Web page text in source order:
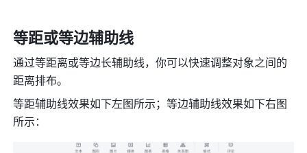
等距或等边辅助线
通过等距离或等边长辅助线，你可以快速调整对象之间的
距离排布。
等距辅助线效果如下左图所示；等边辅助线效果如下右图
所示：